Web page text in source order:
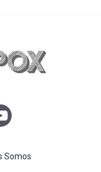
pestaña
en nueva pestaña
Somos